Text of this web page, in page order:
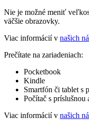
Nie je možné meniť
väčšie obrazovky.
Viac informácií v našich
Prečítate na zariadeniach:
Pocketbook
Kindle
Smartfón či tablet s
Počítač s príslušnou
Viac informácií v našich